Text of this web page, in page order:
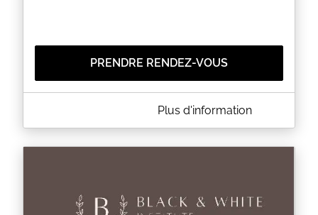
PRENDRE RENDEZ-VOUS
A PROPOS DE LA MAISON DU TUI NA (TURBIGO)
Issu de la Médecine Traditionnelle Chinoise, le Tui
instantané, qui se prolonge sur le long terme. De
stimuler les défenses immunitaires ainsi que la
circulation sanguine.
Plus d'information